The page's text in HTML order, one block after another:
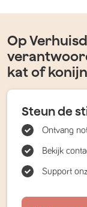
Op
kat of konijn
Steun de
Ontvang
Bekijk
Support